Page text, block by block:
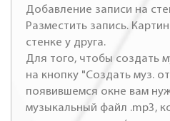
Добавление записи на
Разместить запись.
стенке у друга.
Для того, чтобы создать
на кнопку "Создать муз.
появившемся окне вам
музыкальный файл .mp3,